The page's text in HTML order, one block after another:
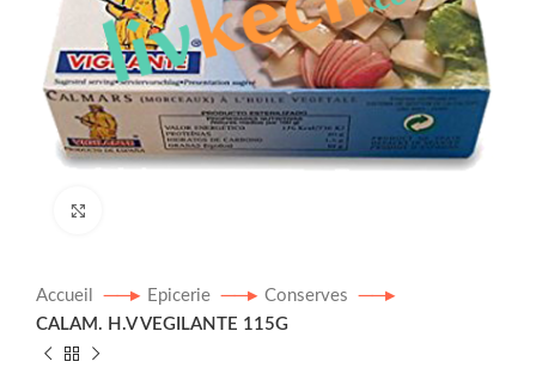
Accueil Epicerie
Conserves
CALAM. H.V VEGILANTE 115G